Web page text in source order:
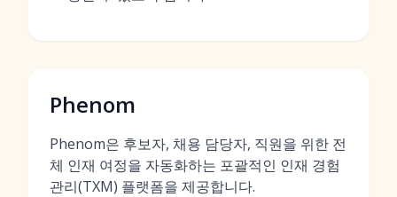
Phenom
Phenom은 후보자, 채용 담당자, 직원을 위한 전
체 인재 여정을 자동화하는 포괄적인 인재 경험
관리(TXM) 플랫폼을 제공합니다.